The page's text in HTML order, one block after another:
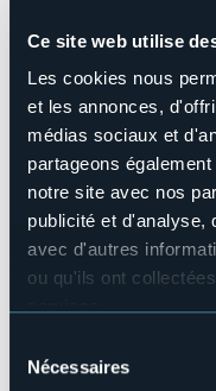
Ce site web utilise
Les cookies nous
et les annonces,
médias sociaux et
partageons
notre site avec nos
publicité et d'analyse,
avec d'autres
ou qu'ils ont
manière de les gérer
Nécessaires
Piscine
Animaux acceptés
Sì
Nombres de chambres
8
Nombres de lits
25
Site Internet
Téléphone